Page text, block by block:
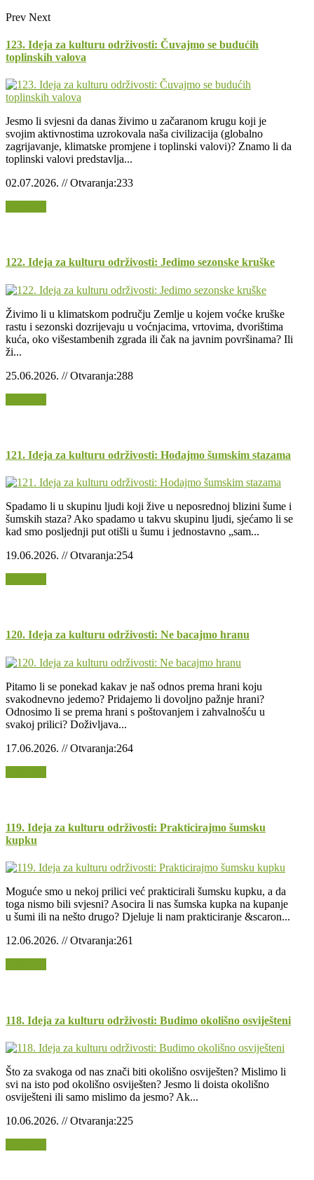
Prev Next
123. Ideja za kulturu održivosti: Čuvajmo se budućih
toplinskih valova
Jesmo li svjesni da danas živimo u začaranom krugu koji je
svojim aktivnostima uzrokovala naša civilizacija (globalno
zagrijavanje, klimatske promjene i toplinski valovi)? Znamo li da
toplinski valovi predstavlja...
02.07.2026. // Otvaranja:233
122. Ideja za kulturu održivosti: Jedimo sezonske kruške
Živimo li u klimatskom području Zemlje u kojem voćke kruške
rastu i sezonski dozrijevaju u voćnjacima, vrtovima, dvorištima
kuća, oko višestambenih zgrada ili čak na javnim površinama? Ili
ži...
25.06.2026. // Otvaranja:288
121. Ideja za kulturu održivosti: Hodajmo šumskim stazama
Spadamo li u skupinu ljudi koji žive u neposrednoj blizini šume i
šumskih staza? Ako spadamo u takvu skupinu ljudi, sjećamo li se
kad smo posljednji put otišli u šumu i jednostavno „sam...
19.06.2026. // Otvaranja:254
120. Ideja za kulturu održivosti: Ne bacajmo hranu
Pitamo li se ponekad kakav je naš odnos prema hrani koju
svakodnevno jedemo? Pridajemo li dovoljno pažnje hrani?
Odnosimo li se prema hrani s poštovanjem i zahvalnošću u
svakoj prilici? Doživljava...
17.06.2026. // Otvaranja:264
119. Ideja za kulturu održivosti: Prakticirajmo šumsku
kupku
Moguće smo u nekoj prilici već prakticirali šumsku kupku, a da
toga nismo bili svjesni? Asocira li nas šumska kupka na kupanje
u šumi ili na nešto drugo? Djeluje li nam prakticiranje &scaron...
12.06.2026. // Otvaranja:261
118. Ideja za kulturu održivosti: Budimo okolišno osviješteni
Što za svakoga od nas znači biti okolišno osviješten? Mislimo li
svi na isto pod okolišno osviješten? Jesmo li doista okolišno
osviješteni ili samo mislimo da jesmo? Ak...
10.06.2026. // Otvaranja:225